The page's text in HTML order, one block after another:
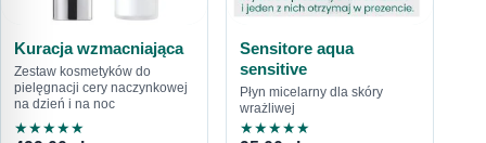
Kuracja wzmacniająca
Zestaw kosmetyków do
pielęgnacji cery naczynkowej
na dzień i na noc
★★★★★
Sensitore aqua
sensitive
Płyn micelarny dla skóry
wrażliwej
★★★★★